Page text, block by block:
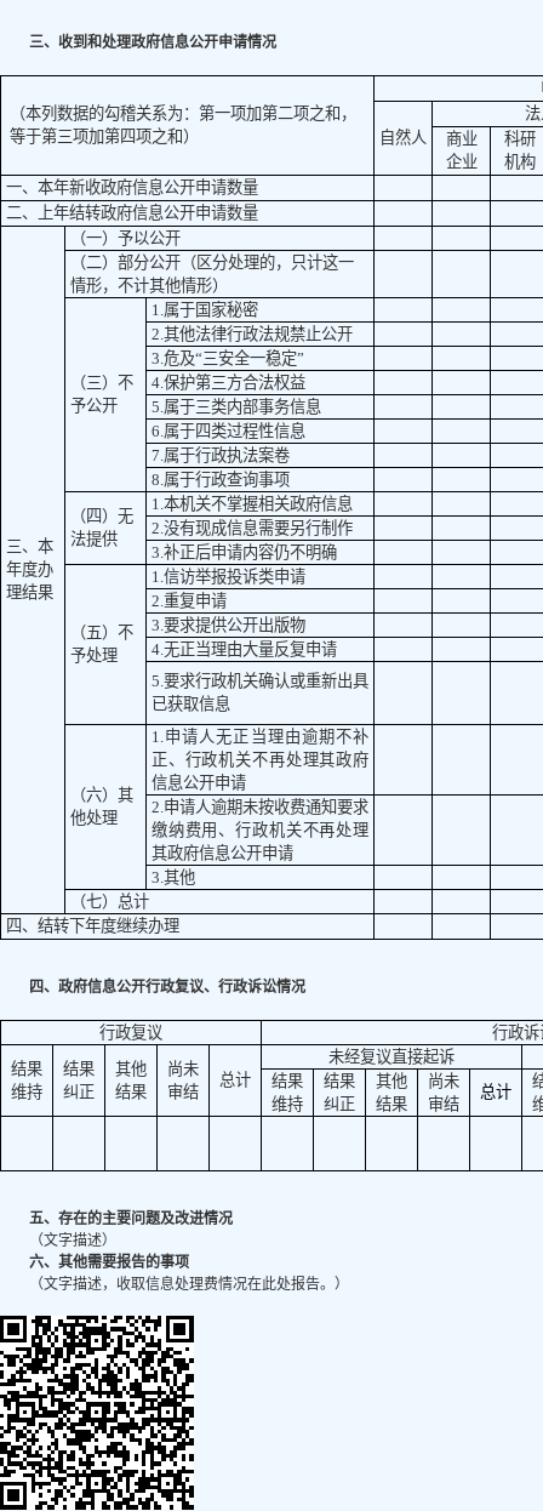
三、收到和处理政府信息公开申请情况
（本列数据的勾稽关系为：第一项加第二项之和，
等于第三项加第四项之和）
自然人
商业
企业
科研
机构
一、本年新收政府信息公开申请数量
二、上年结转政府信息公开申请数量
三、本
年度办
理结果
（一）予以公开
（二）部分公开（区分处理的，只计这一
情形，不计其他情形）
（三）不
予公开
1.属于国家秘密
2.其他法律行政法规禁止公开
3.危及“三安全一稳定”
4.保护第三方合法权益
5.属于三类内部事务信息
6.属于四类过程性信息
7.属于行政执法案卷
8.属于行政查询事项
（四）无
法提供
1.本机关不掌握相关政府信息
2.没有现成信息需要另行制作
3.补正后申请内容仍不明确
（五）不
予处理
1.信访举报投诉类申请
2.重复申请
3.要求提供公开出版物
4.无正当理由大量反复申请
5.要求行政机关确认或重新出具
已获取信息
（六）其
他处理
1.申请人无正当理由逾期不补
正、行政机关不再处理其政府
信息公开申请
2.申请人逾期未按收费通知要求
缴纳费用、行政机关不再处理
其政府信息公开申请
3.其他
（七）总计
四、结转下年度继续办理
四、政府信息公开行政复议、行政诉讼情况
行政复议
行政诉
结果
维持
结果
纠正
其他
结果
尚未
审结
总计
未经复议直接起诉
结果
维持
结果
纠正
其他
结果
尚未
审结
总计
五、存在的主要问题及改进情况
（文字描述）
六、其他需要报告的事项
（文字描述，收取信息处理费情况在此处报告。）